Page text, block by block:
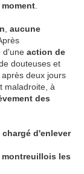
aucune
d'une action de
de douteuses et
deux jours
maladroite, à
des
chargé d'enlever
les